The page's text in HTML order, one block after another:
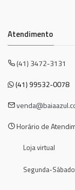
Atendimento
(41) 3472-3131
(41) 99532-0078
Horário de
Loja virtual
Segunda-